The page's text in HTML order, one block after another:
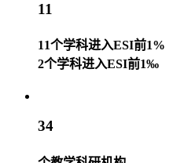
11
11个学科进入ESI前1%
2个学科进入ESI前1‰
34